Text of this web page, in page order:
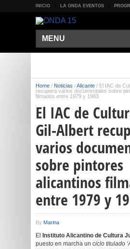
INICIO LA ONDA EVENTOS
MENU
Home / Noticias /Alicante / El IAC de
recupera varios documentales sobre
filmados entre 1979 y 1983
El IAC de
Gil-Albert
varios
sobre pintores
alicantinos
entre 1979 y
By Marina
El Instituto Alicantino de Cultura
puesto en marcha un ciclo titulado